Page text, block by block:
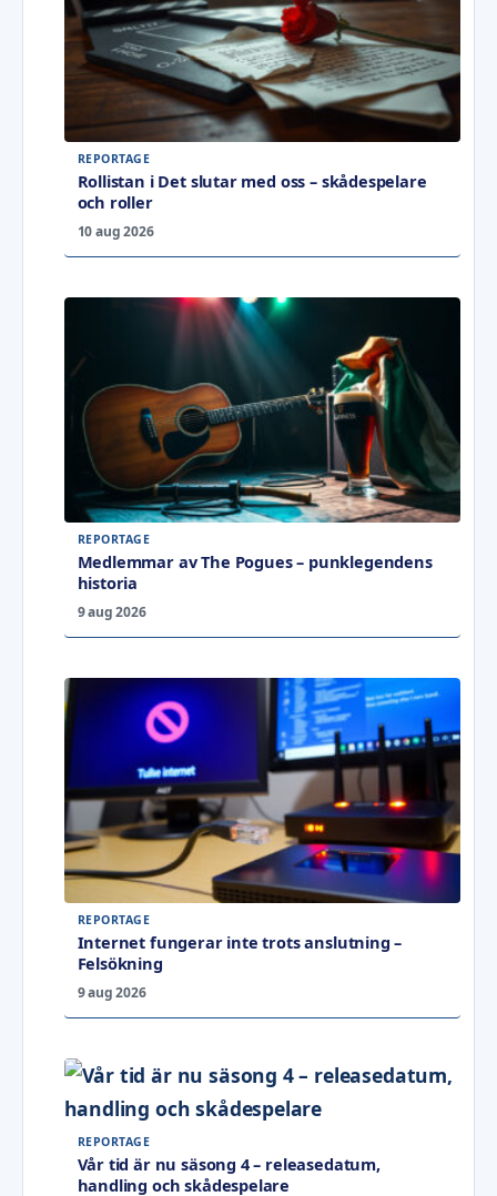
REPORTAGE
Rollistan i Det slutar med oss – skådespelare
och roller
10 aug 2026
REPORTAGE
Medlemmar av The Pogues – punklegendens
historia
9 aug 2026
REPORTAGE
Internet fungerar inte trots anslutning –
Felsökning
9 aug 2026
REPORTAGE
Vår tid är nu säsong 4 – releasedatum,
handling och skådespelare